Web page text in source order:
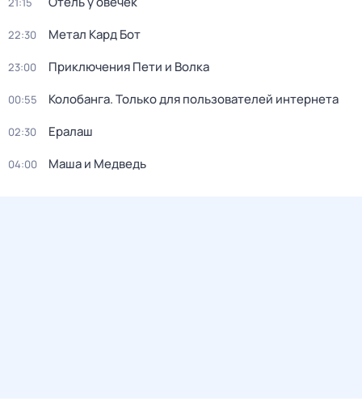
22:30 Метал Кард Бот
23:00 Приключения Пети и Волка
00:55 Колобанга. Только для пользователей интернета
02:30 Ералаш
04:00 Маша и Медведь